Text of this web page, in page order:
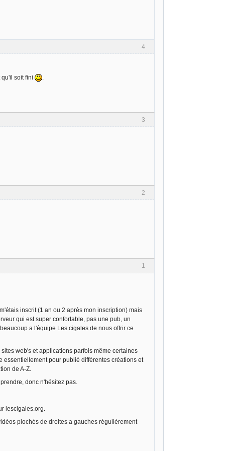
4
soit fini .
3
2
1
inscrit (1 an ou 2 après mon inscription) mais
qui est super confortable, pas une pub, un
a l'équipe Les cigales de nous offrir ce
web's et applications parfois même certaines
essentiellement pour publié différentes créations et
de A-Z.
donc n'hésitez pas.
lescigales.org.
piochés de droites a gauches régulièrement